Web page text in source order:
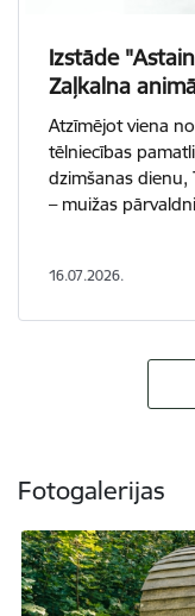
Izstāde
Zaļkalna
Atzīmējot viena
tēlniecības
dzimšanas dienu,
– muižas
16.07.2026.
Fotogalerijas
lv/galerija/
Atvērt Turaidas